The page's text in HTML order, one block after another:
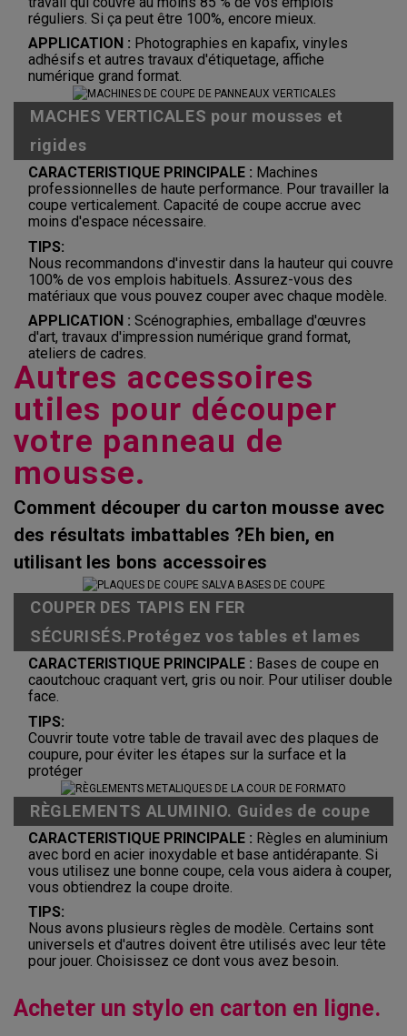
réguliers. Si ça peut être 100%, encore mieux.
APPLICATION : Photographies en kapafix, vinyles
adhésifs et autres travaux d'étiquetage, affiche
numérique grand format.
MACHES VERTICALES pour mousses et
rigides
CARACTERISTIQUE PRINCIPALE : Machines
professionnelles de haute performance. Pour travailler la
coupe verticalement. Capacité de coupe accrue avec
moins d'espace nécessaire.
TIPS:
Nous recommandons d'investir dans la hauteur qui couvre
100% de vos emplois habituels. Assurez-vous des
matériaux que vous pouvez couper avec chaque modèle.
APPLICATION : Scénographies, emballage d'œuvres
d'art, travaux d'impression numérique grand format,
ateliers de cadres.
Autres accessoires
utiles pour découper
votre panneau de
mousse.
Comment découper du carton mousse avec
des résultats imbattables ?Eh bien, en
utilisant les bons accessoires
COUPER DES TAPIS EN FER
SÉCURISÉS.Protégez vos tables et lames
CARACTERISTIQUE PRINCIPALE : Bases de coupe en
caoutchouc craquant vert, gris ou noir. Pour utiliser double
face.
TIPS:
Couvrir toute votre table de travail avec des plaques de
coupure, pour éviter les étapes sur la surface et la
protéger
RÈGLEMENTS ALUMINIO. Guides de coupe
CARACTERISTIQUE PRINCIPALE : Règles en aluminium
avec bord en acier inoxydable et base antidérapante. Si
vous utilisez une bonne coupe, cela vous aidera à couper,
vous obtiendrez la coupe droite.
TIPS:
Nous avons plusieurs règles de modèle. Certains sont
universels et d'autres doivent être utilisés avec leur tête
pour jouer. Choisissez ce dont vous avez besoin.
Acheter un stylo en carton en ligne.